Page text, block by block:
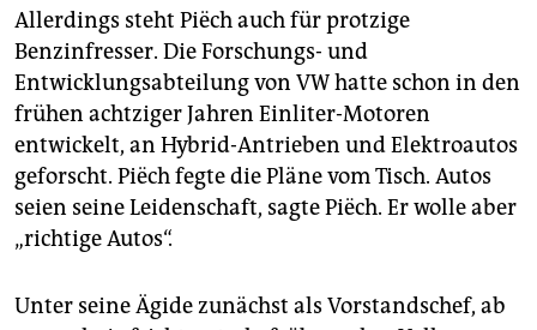
Allerdings steht Piëch auch für protzige
Benzinfresser. Die Forschungs- und
Entwicklungsabteilung von VW hatte schon in den
frühen achtziger Jahren Einliter-Motoren
entwickelt, an Hybrid-Antrieben und Elektroautos
geforscht. Piëch fegte die Pläne vom Tisch. Autos
seien seine Leidenschaft, sagte Piëch. Er wolle aber
„richtige Autos“.
Unter seine Ägide zunächst als Vorstandschef, ab